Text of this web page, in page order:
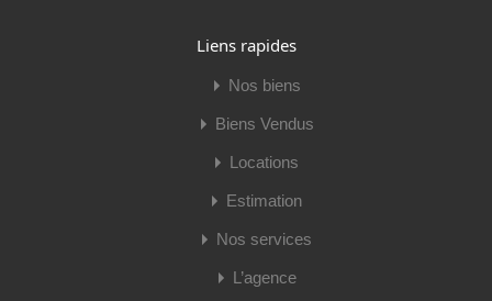
Liens rapides
Nos biens
Biens Vendus
Locations
Estimation
Nos services
L’agence